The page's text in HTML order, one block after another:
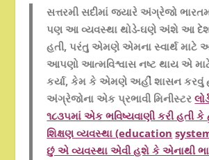
સત્તરમી સદીમાં જયારે અંગ્રેજો
પણ આ વ્યવસ્થા થોડે-ઘણે અંશે આ
હતી, પરંતુ એમણે એમના સ્વાર્થ માટે
આપણો આત્મવિશ્વાસ નષ્ટ થાય એ
કર્યા, કેમ કે એમણે અહીં શાસન કરવું
અંગ્રેજોના એક પ્રભાવી મિનીસ્ટર
૧૮૩૫માં એક ભવિષ્યવાણી કરી હતી
શિક્ષણ વ્યવસ્થા (education
છું એ વ્યવસ્થા એવી હશે કે એનાથી